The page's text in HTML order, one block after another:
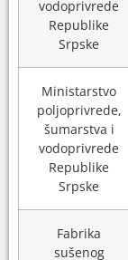
vodoprivrede
Republike
Srpske
Ministarstvo
poljoprivrede,
šumarstva i
vodoprivrede
Republike
Srpske
Fabrika
sušenog